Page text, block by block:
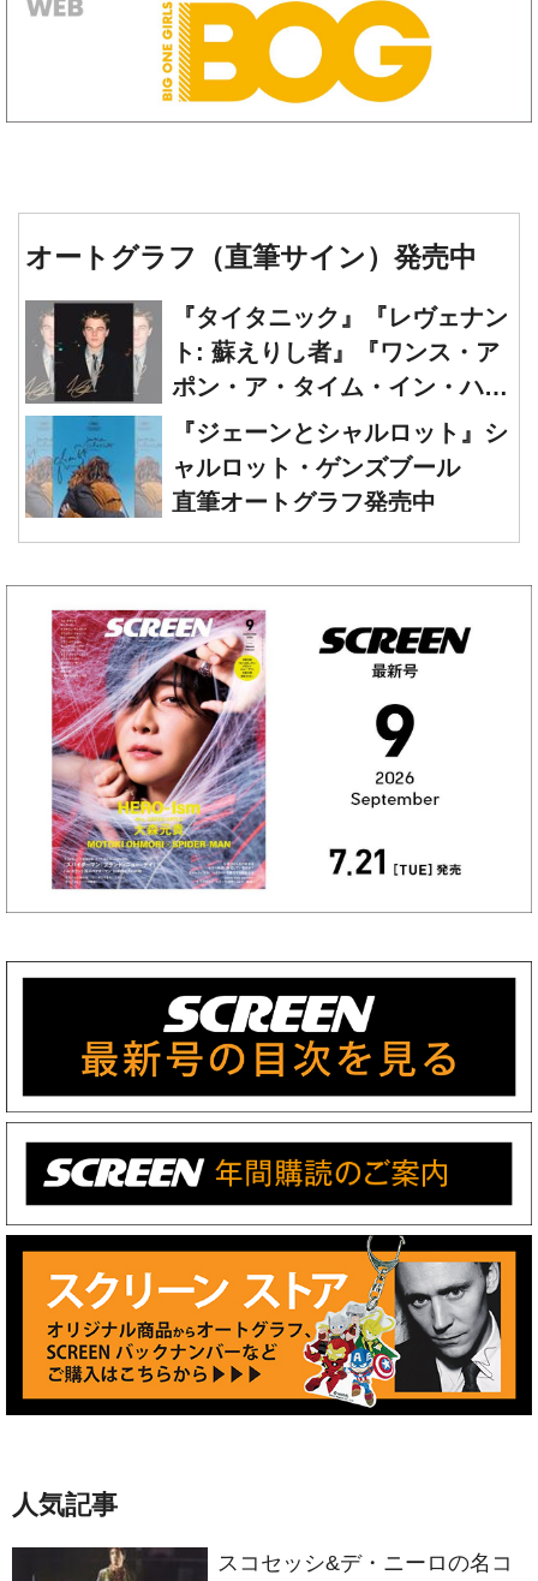
オートグラフ（直筆サイン）発売中
『タイタニック』『レヴェナン
ト: 蘇えりし者』『ワンス・ア
ポン・ア・タイム・イン・ハリ
ウッド』レオナルド・ディカプ
リオ 直筆オートグラフ発売中
『ジェーンとシャルロット』シ
ャルロット・ゲンズブール
直筆オートグラフ発売中
人気記事
スコセッシ&デ・ニーロの名コ